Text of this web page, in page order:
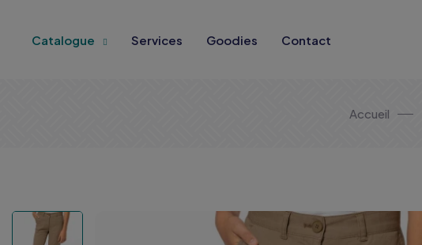
Catalogue Services Goodies Contact
Accueil